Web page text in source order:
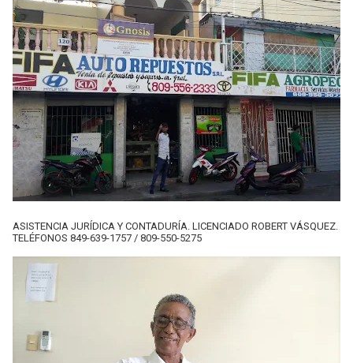
ASISTENCIA JURÍDICA Y CONTADURÍA. LICENCIADO ROBERT VÁSQUEZ.
TELÉFONOS 849-639-1757 / 809-550-5275